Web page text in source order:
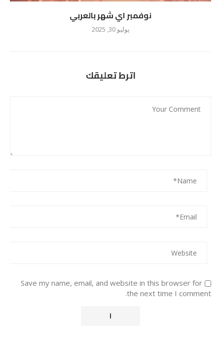
نوفمبر اي شهر بالعربي
يوليو 30, 2025
اترط تعليقك
Save my name, email, and website in this browser for
the next time I comment.